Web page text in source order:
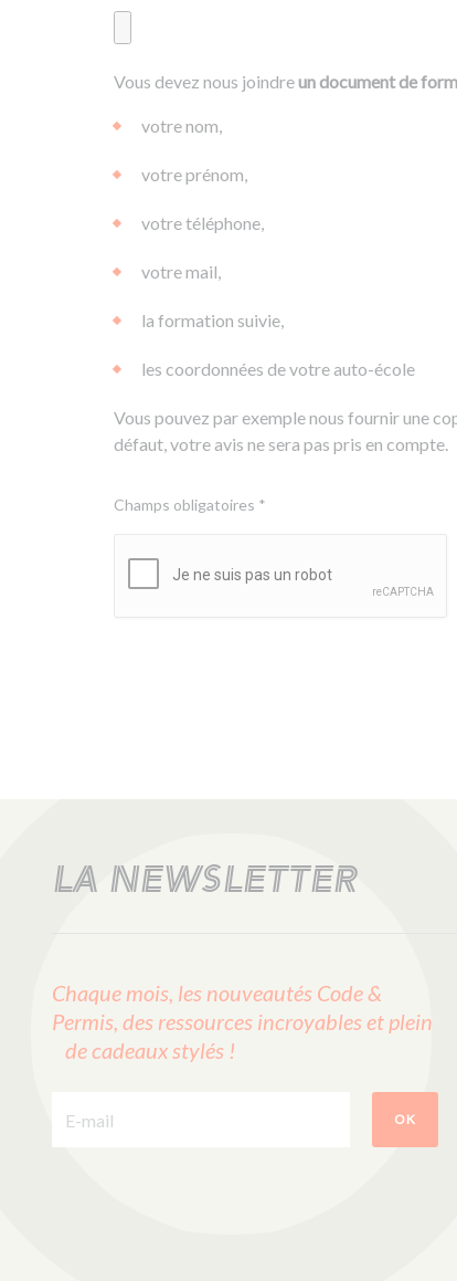
||0.00 Ko
Vous devez nous joindreun document de
votre nom,
votre prénom,
votre téléphone,
votre mail,
la formation suivie,
les coordonnées de votre auto-école
Vous pouvez par exemple nous fournir une
défaut, votre avis ne sera pas pris en compte.
Champs obligatoires *
LA NEWSLETTER
Chaque mois, les nouveautés Code &
Permis, des ressources incroyables et plein
de cadeaux stylés !
OK